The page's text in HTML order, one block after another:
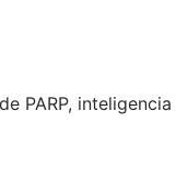
PARP,